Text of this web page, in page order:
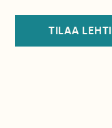
TILAA LEHTI